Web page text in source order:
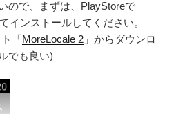
ので、まずは、PlayStoreで
インストールしてください。
「MoreLocale 2 」からダウンロ
でも良い)